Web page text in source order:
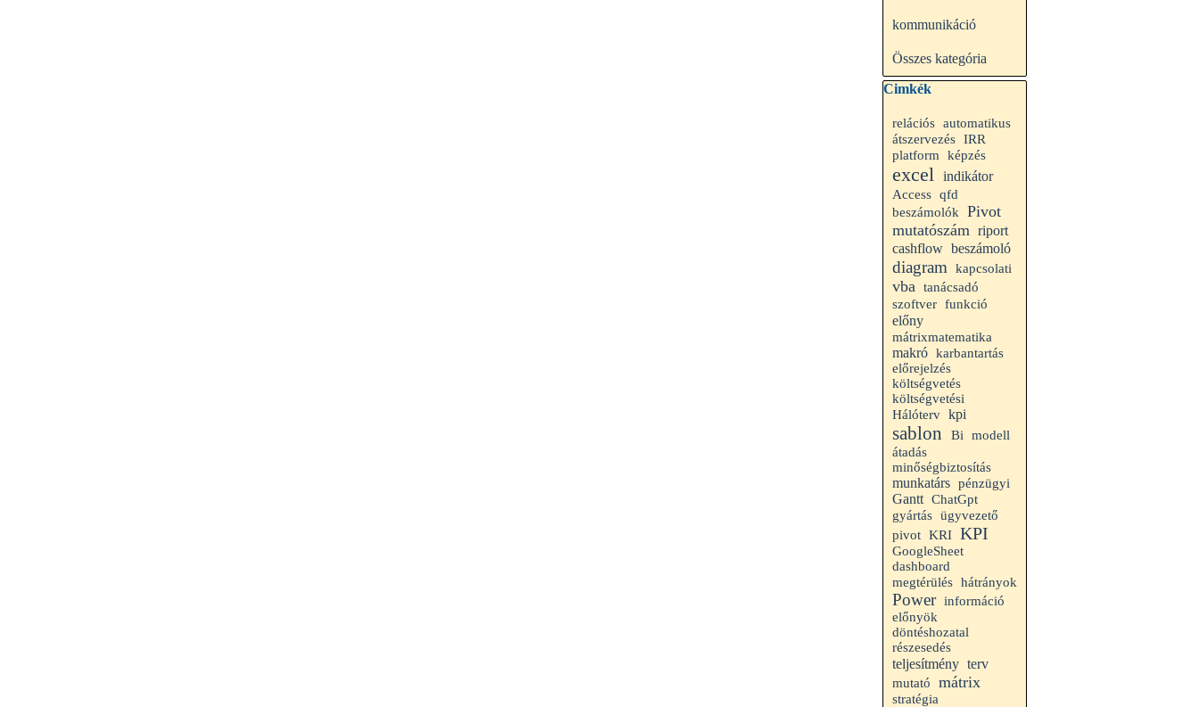
kommunikáció
Összes kategória
Kihagy blokk Cimkék
Cimkék
relációs automatikus
átszervezés IRR
platform
képzés
excel indikátor
Access qfd
beszámolók
Pivot
mutatószám riport
cashflow beszámoló
diagram kapcsolati
vba tanácsadó
szoftver funkció
előny
mátrixmatematika
makró karbantartás
előrejelzés
költségvetés
költségvetési
Hálóterv kpi
sablon Bi
modell
átadás
minőségbiztosítás
munkatárs pénzügyi
Gantt ChatGpt
gyártás ügyvezető
pivot KRI KPI
GoogleSheet
dashboard
megtérülés hátrányok
Power információ
előnyök
döntéshozatal
részesedés
teljesítmény terv
mutató mátrix
stratégia